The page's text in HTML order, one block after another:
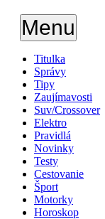
Menu
Titulka
Správy
Tipy
Zaujímavosti
Suv/Crossover
Elektro
Pravidlá
Novinky
Testy
Cestovanie
Šport
Motorky
Horoskop